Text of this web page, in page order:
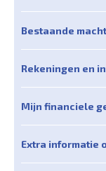
Bestaande
Rekeningen en
Mijn financiele
Extra informatie